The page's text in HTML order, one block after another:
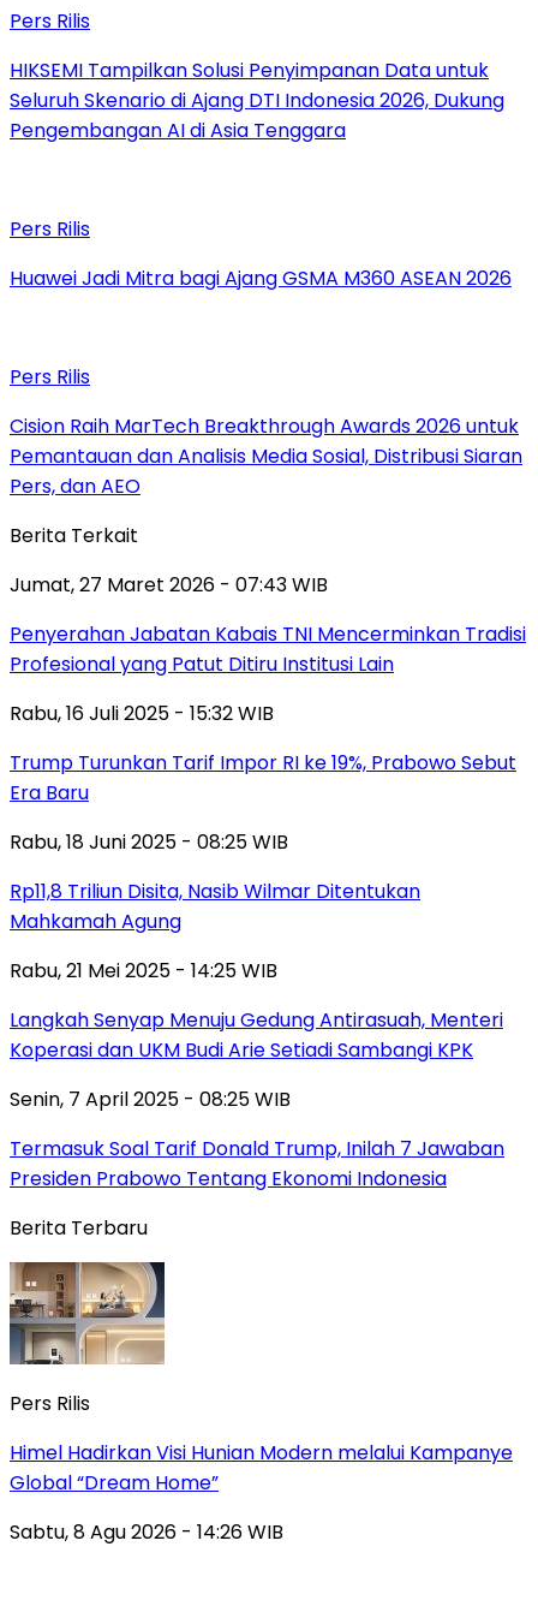
Pers Rilis
HIKSEMI Tampilkan Solusi Penyimpanan Data untuk
Seluruh Skenario di Ajang DTI Indonesia 2026, Dukung
Pengembangan AI di Asia Tenggara
Pers Rilis
Huawei Jadi Mitra bagi Ajang GSMA M360 ASEAN 2026
Pers Rilis
Cision Raih MarTech Breakthrough Awards 2026 untuk
Pemantauan dan Analisis Media Sosial, Distribusi Siaran
Pers, dan AEO
Berita Terkait
Jumat, 27 Maret 2026 - 07:43 WIB
Penyerahan Jabatan Kabais TNI Mencerminkan Tradisi
Profesional yang Patut Ditiru Institusi Lain
Rabu, 16 Juli 2025 - 15:32 WIB
Trump Turunkan Tarif Impor RI ke 19%, Prabowo Sebut
Era Baru
Rabu, 18 Juni 2025 - 08:25 WIB
Rp11,8 Triliun Disita, Nasib Wilmar Ditentukan
Mahkamah Agung
Rabu, 21 Mei 2025 - 14:25 WIB
Langkah Senyap Menuju Gedung Antirasuah, Menteri
Koperasi dan UKM Budi Arie Setiadi Sambangi KPK
Senin, 7 April 2025 - 08:25 WIB
Termasuk Soal Tarif Donald Trump, Inilah 7 Jawaban
Presiden Prabowo Tentang Ekonomi Indonesia
Berita Terbaru
Pers Rilis
Himel Hadirkan Visi Hunian Modern melalui Kampanye
Global “Dream Home”
Sabtu, 8 Agu 2026 - 14:26 WIB